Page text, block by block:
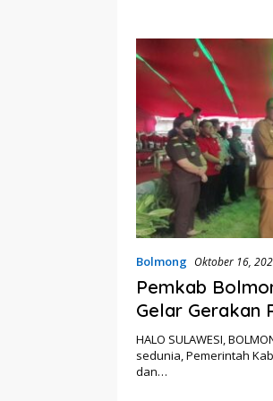
Bolmong Oktober 16,
Pemkab
Gelar Gerakan
HALO SULAWESI,
sedunia, Pemerintah
dan…